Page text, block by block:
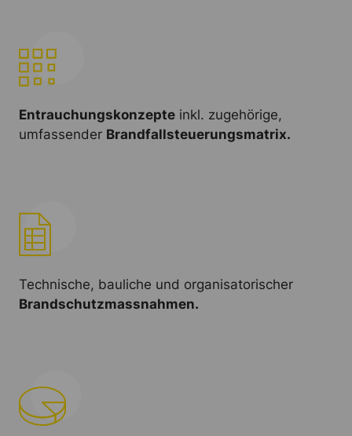
Entrauchungskonzepte inkl. zugehörige,
umfassender Brandfallsteuerungsmatrix.
Technische, bauliche und organisatorischer
Brandschutzmassnahmen.